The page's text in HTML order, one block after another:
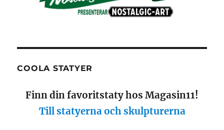
COOLA STATYER
Finn din favoritstaty hos Magasin11!
Till statyerna och skulpturerna